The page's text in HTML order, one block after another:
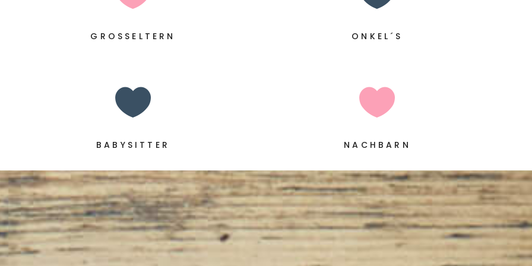
GROSSELTERN ONKEL´S

BABYSITTER

NACHBARN